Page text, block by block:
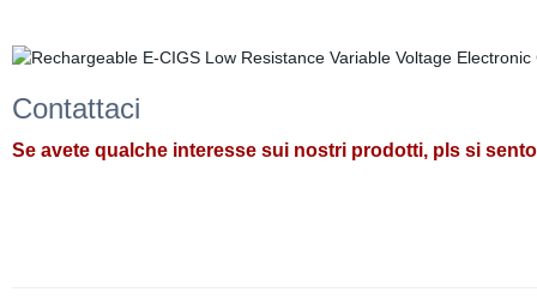
Contattaci
Se avete qualche interesse sui nostri prodotti, pls si